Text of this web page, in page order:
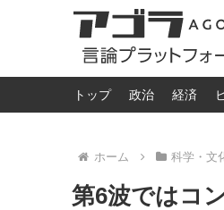
トップ 政治 経済
ホーム 科学・文
第6波ではコ